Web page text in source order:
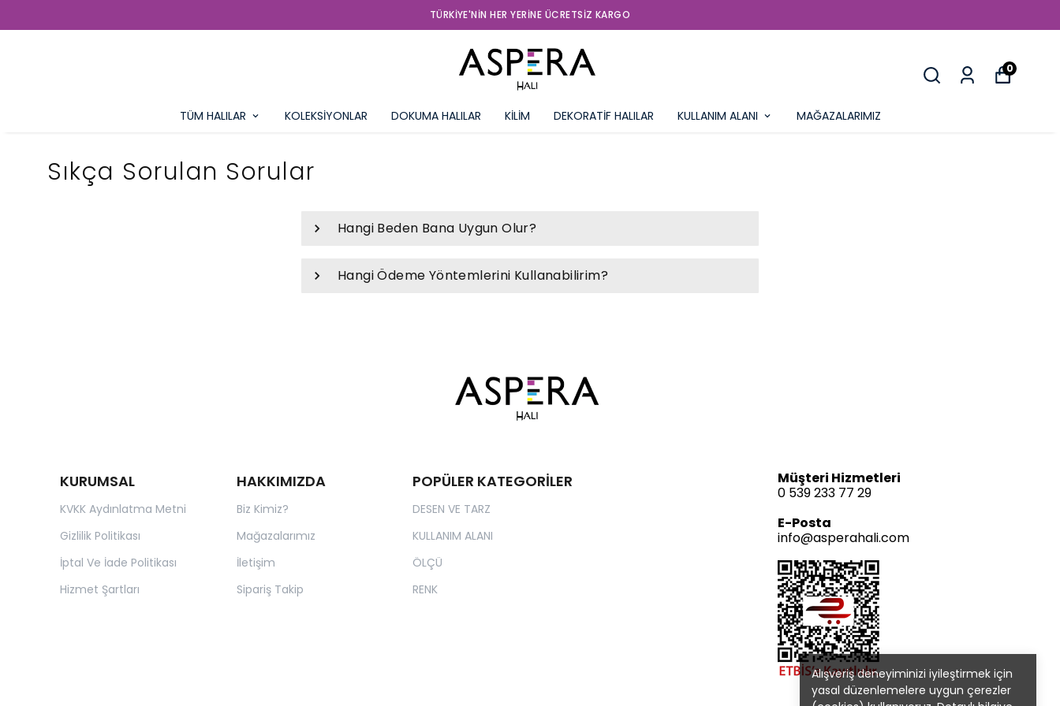
TÜM HALILAR KOLEKSİYONLAR DOKUMA HALILAR KİLİM DEKORATİF HALILAR KULLANIM ALANI MAĞAZALARIMIZ
0
Alışveriş deneyiminizi iyileştirmek için
yasal düzenlemelere uygun çerezler
Sıkça Sorulan Sorular
Hangi Beden Bana Uygun Olur?
Hangi Ödeme Yöntemlerini Kullanabilirim?
KURUMSAL
KVKK Aydınlatma Metni
Gizlilik Politikası
İptal Ve İade Politikası
Hizmet Şartları
HAKKIMIZDA
Biz Kimiz?
Mağazalarımız
İletişim
Sipariş Takip
POPÜLER KATEGORİLER
DESEN VE TARZ
KULLANIM ALANI
ÖLÇÜ
RENK
Müşteri Hizmetleri
0 539 233 77 29
E-Posta
info@asperahali.com